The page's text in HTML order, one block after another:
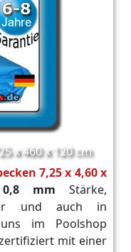
x 460 x 120 cm
7,25 x 4,60 x
mm Stärke,
und auch in
im Poolshop
mit einer